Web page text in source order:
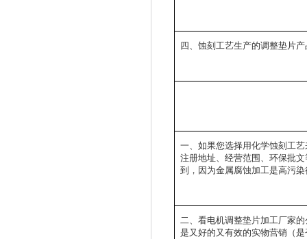
四、 蚀刻 工艺生产的调整垫片产
一、 如果您选择用化学蚀刻工
注册地址、经营范围、环保批
到，因为金属腐蚀加工是高污
二、看电机调整垫片加工厂家的
是又好的又有效的实物营销 （